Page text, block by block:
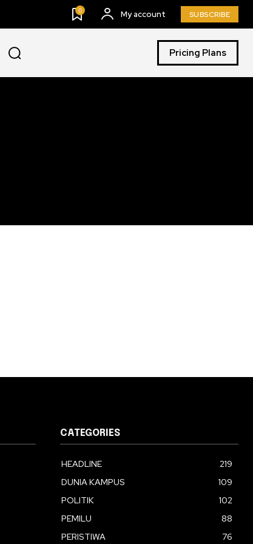
0 My account SUBSCRIBE
Pricing Plans
CATEGORIES
HEADLINE
219
DUNIA KAMPUS
109
POLITIK
102
PEMILU
88
PERISTIWA
76